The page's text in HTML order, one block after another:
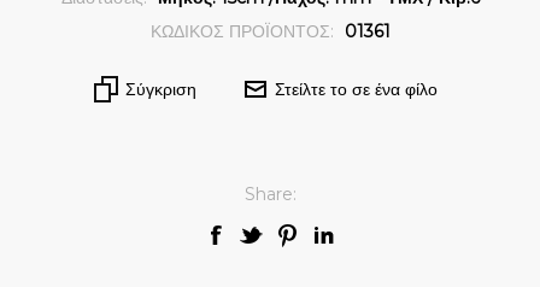
ΚΩΔΙΚΟΣ ΠΡΟΪΟΝΤΟΣ:
01361
Σύγκριση Στείλτε το σε ένα φίλο
Share: